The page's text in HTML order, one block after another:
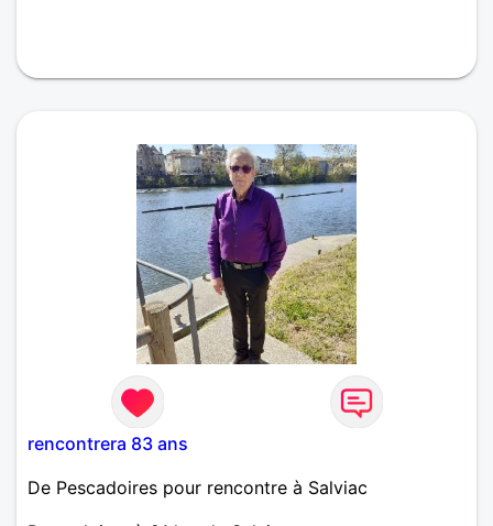
rencontrera 83 ans
De Pescadoires pour rencontre à Salviac